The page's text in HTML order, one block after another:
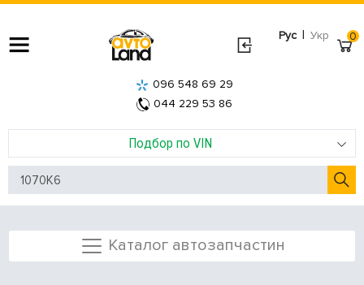
Рус | Укр
Подбор по VIN
096 548 69 29
044 229 53 86
0
Каталог автозапчастин